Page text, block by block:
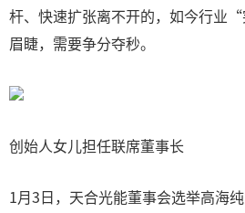
杆、快速扩张离不开的，如今行业
眉睫，需要争分夺秒。
创始人女儿担任联席董事长
1月3日，天合光能董事会选举高海